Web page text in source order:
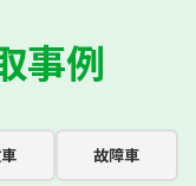
事例
故障車